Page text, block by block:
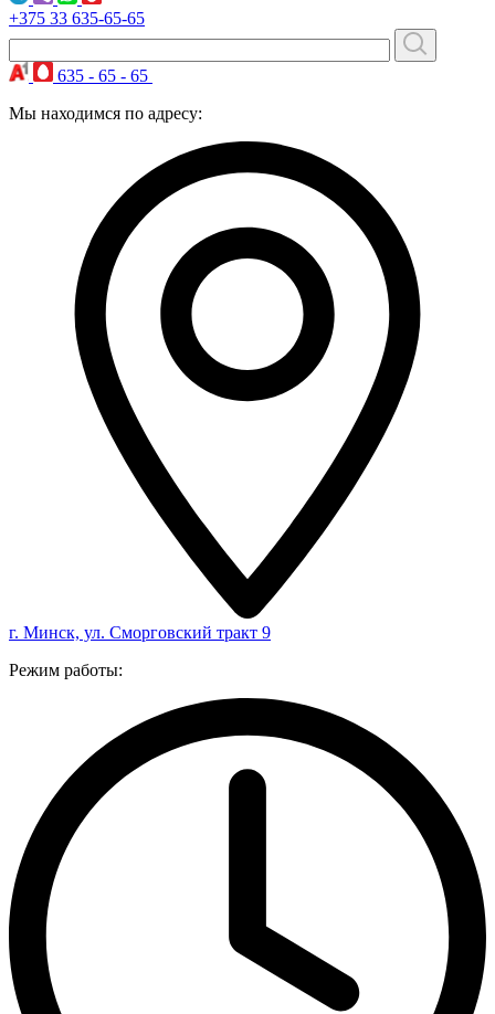
+375 33 635-65-65
635 - 65 - 65
Мы находимся по адресу:
г. Минск, ул. Сморговский тракт 9
Режим работы: